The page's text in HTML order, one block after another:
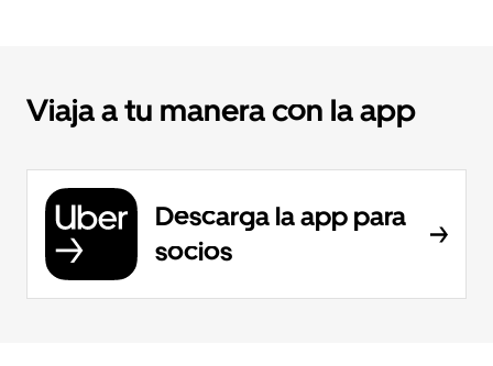
Viaja a tu manera con la app
Descarga la app para
socios